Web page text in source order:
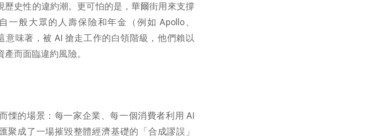
史性的違約潮。更可怕的是，華爾街用來支撐
般大眾的人壽保險和年金（例如 Apollo、
意味著，被 AI 搶走工作的白領階級，他們賴以
而面臨違約風險。
慄的場景：每一家企業、每一個消費者利用 AI
聚成了一場摧毀整體經濟基礎的「合成謬誤」